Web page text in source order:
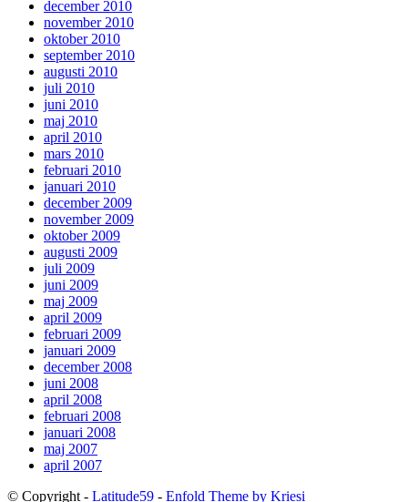
december 2010
november 2010
oktober 2010
september 2010
augusti 2010
juli 2010
juni 2010
maj 2010
april 2010
mars 2010
februari 2010
januari 2010
december 2009
november 2009
oktober 2009
augusti 2009
juli 2009
juni 2009
maj 2009
april 2009
februari 2009
januari 2009
december 2008
juni 2008
april 2008
februari 2008
januari 2008
maj 2007
april 2007
© Copyright - Latitude59 - Enfold Theme by Kriesi